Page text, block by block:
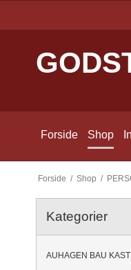
Forside Shop
Forside / Shop /
Kategorier
AUHAGEN BAU